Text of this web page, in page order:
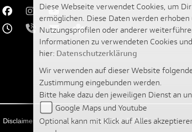
Disclaimer Barrierefreiheit powered by 1000PS
Diese Webseite verwendet Cookies, um
ermöglichen. Diese Daten werden
Nutzungsprofilen oder anderer
Informationen zu verwendeten Cookies
hier: Datenschutzerklärung
Wir verwenden auf dieser Website
Zustimmung eingebunden werden.
Bitte hake dazu den jeweiligen Dienst an
Google Maps und Youtube
Optional kann mit Klick auf Alles